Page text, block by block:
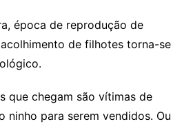
época de reprodução de
de filhotes torna-se
que chegam são vítimas de
ninho para serem vendidos. Ou